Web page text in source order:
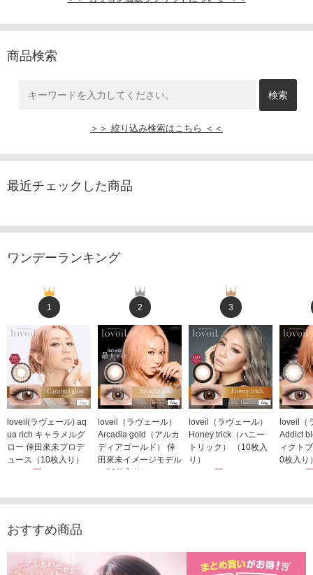
商品検索
＞＞ 絞り込み検索はこちら ＜＜
最近チェックした商品
ワンデーランキング
1
loveil(ラヴェール) aq
ua rich キャラメルグ
ロー 倖田來未プロデ
ュース（10枚入り）
1,760円
2
loveil（ラヴェール）
Arcadia gold（アルカ
ディアゴールド） 倖
田來未イメージモデル
（10枚入り）
3
loveil（ラヴェール）
Honey trick（ハニー
トリック） （10枚入
り）
1,760円
loveil（
Addict
ィクト
0枚入り
1,760
おすすめ商品